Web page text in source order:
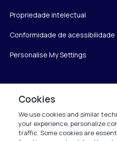
Propriedade intelectual
Conformidade de acessibilidade
Personalise My Settings
Verint
Verint Systems Inc.
175 Broadhollow Rd, Ste 100
Cookies
We use cookies and similar
your experience, personalize
traffic. Some cookies are